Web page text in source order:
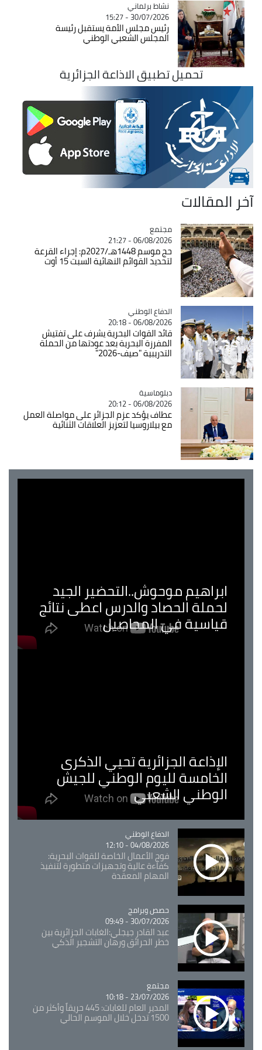
Catégorie
نشاط برلماني
30/07/2026 - 15:27
رئيس مجلس الأمة يستقبل رئيسة
المجلس الشعبي الوطني
تحميل تطبيق الاذاعة الجزائرية
آخر المقالات
Catégorie
مجتمع
06/08/2026 - 21:27
حج موسم 1448هـ/2027م: إجراء القرعة
لتحديد القوائم النهائية السبت 15 أوت
Catégorie
الدفاع الوطني
06/08/2026 - 20:18
قائد القوات البحرية يشرف على تفتيش
المفرزة البحرية بعد عودتها من الحملة
التدريبية "صيف-2026"
Catégorie
دبلوماسية
06/08/2026 - 20:12
عطاف يؤكد عزم الجزائر على مواصلة العمل
مع بيلاروسيا لتعزيز العلاقات الثنائية
ابراهيم موحوش..التحضير الجيد
لحملة الحصاد والدرس اعطى نتائج
قياسية في المحاصيل
الإذاعة الجزائرية تحيي الذكرى
الخامسة لليوم الوطني للجيش
الوطني الشعبي
Catégorie
الدفاع الوطني
04/08/2026 - 12:10
فوج الأعمال الخاصة للقوات البحرية:
كفاءة عالية وتجهيزات متطورة لتنفيذ
المهام المعقدة
Catégorie
حصص وبرامج
30/07/2026 - 09:49
عبد القادر جيجلي:الغابات الجزائرية بين
خطر الحرائق ورهان التشجير الذكي
Catégorie
مجتمع
23/07/2026 - 10:18
المدير العام للغابات: 445 حريقاً وأكثر من
1500 تدخل خلال الموسم الحالي